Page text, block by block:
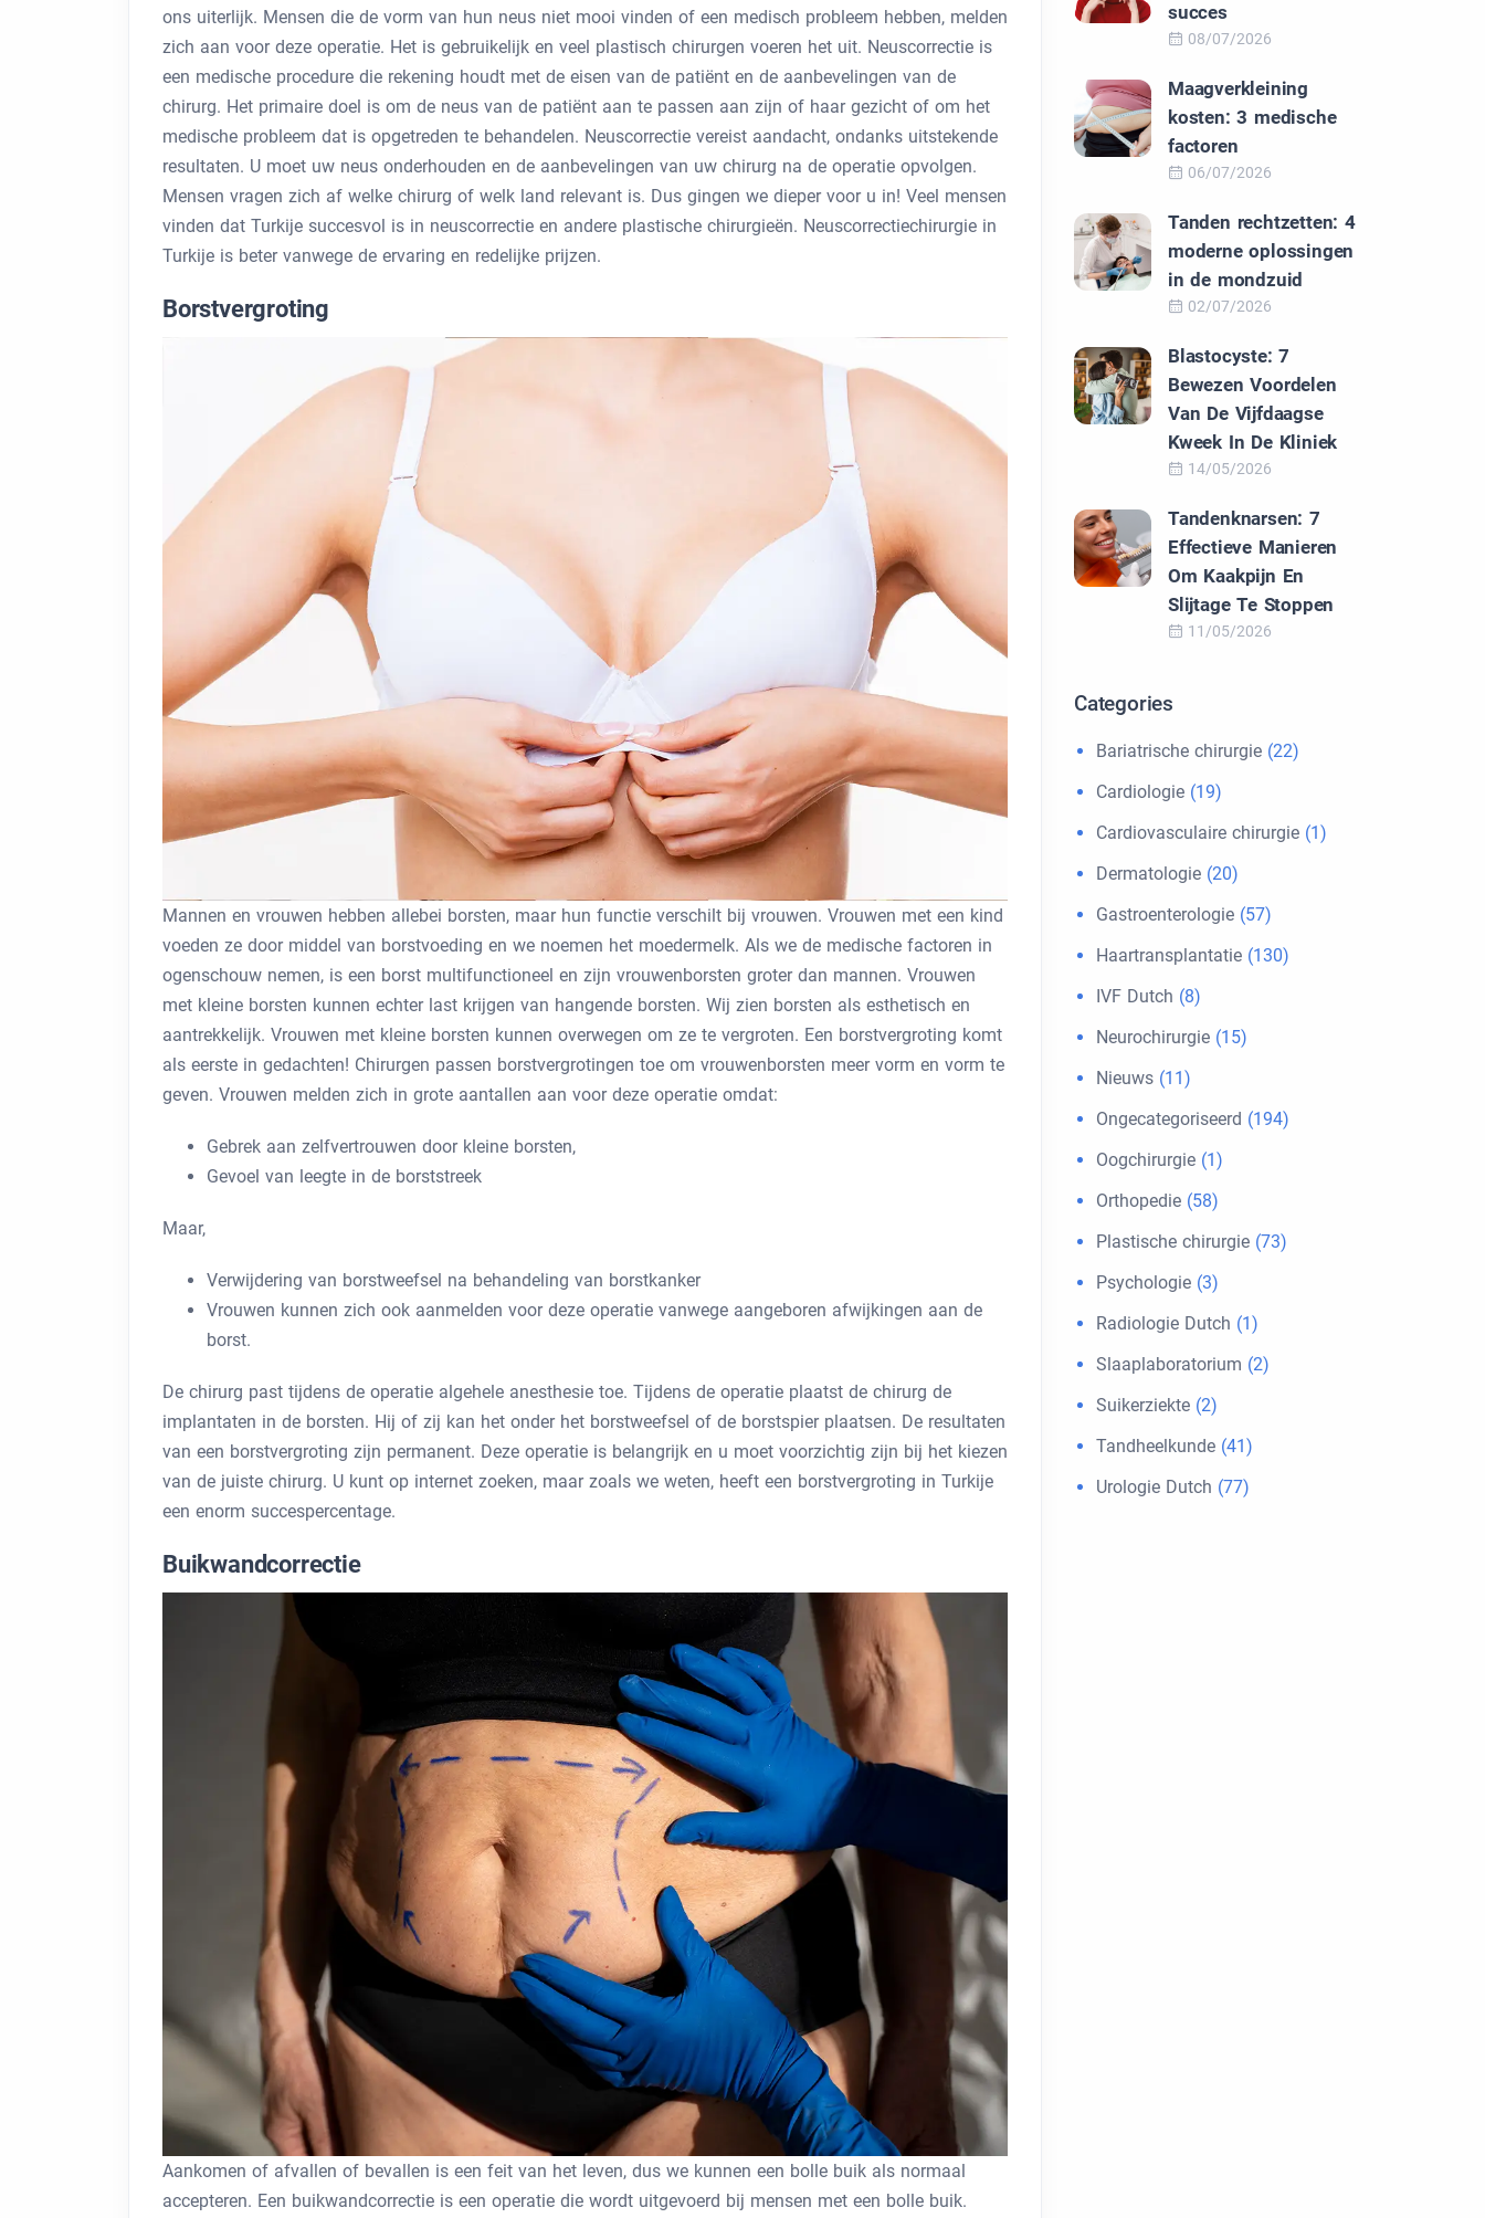
ons uiterlijk. Mensen die de vorm van hun neus niet mooi vinden of een medisch probleem hebben, melden
zich aan voor deze operatie. Het is gebruikelijk en veel plastisch chirurgen voeren het uit. Neuscorrectie is
een medische procedure die rekening houdt met de eisen van de patiënt en de aanbevelingen van de
chirurg. Het primaire doel is om de neus van de patiënt aan te passen aan zijn of haar gezicht of om het
medische probleem dat is opgetreden te behandelen. Neuscorrectie vereist aandacht, ondanks uitstekende
resultaten. U moet uw neus onderhouden en de aanbevelingen van uw chirurg na de operatie opvolgen.
Mensen vragen zich af welke chirurg of welk land relevant is. Dus gingen we dieper voor u in! Veel mensen
vinden dat Turkije succesvol is in neuscorrectie en andere plastische chirurgieën. Neuscorrectiechirurgie in
Turkije is beter vanwege de ervaring en redelijke prijzen.
Borstvergroting
Mannen en vrouwen hebben allebei borsten, maar hun functie verschilt bij vrouwen. Vrouwen met een kind
voeden ze door middel van borstvoeding en we noemen het moedermelk. Als we de medische factoren in
ogenschouw nemen, is een borst multifunctioneel en zijn vrouwenborsten groter dan mannen. Vrouwen
met kleine borsten kunnen echter last krijgen van hangende borsten. Wij zien borsten als esthetisch en
aantrekkelijk. Vrouwen met kleine borsten kunnen overwegen om ze te vergroten. Een borstvergroting komt
als eerste in gedachten! Chirurgen passen borstvergrotingen toe om vrouwenborsten meer vorm en vorm te
geven. Vrouwen melden zich in grote aantallen aan voor deze operatie omdat:
Gebrek aan zelfvertrouwen door kleine borsten,
Gevoel van leegte in de borststreek
Maar,
Verwijdering van borstweefsel na behandeling van borstkanker
Vrouwen kunnen zich ook aanmelden voor deze operatie vanwege aangeboren afwijkingen aan de
borst.
De chirurg past tijdens de operatie algehele anesthesie toe. Tijdens de operatie plaatst de chirurg de
implantaten in de borsten. Hij of zij kan het onder het borstweefsel of de borstspier plaatsen. De resultaten
van een borstvergroting zijn permanent. Deze operatie is belangrijk en u moet voorzichtig zijn bij het kiezen
van de juiste chirurg. U kunt op internet zoeken, maar zoals we weten, heeft een borstvergroting in Turkije
een enorm succespercentage.
Buikwandcorrectie
Aankomen of afvallen of bevallen is een feit van het leven, dus we kunnen een bolle buik als normaal
accepteren. Een buikwandcorrectie is een operatie die wordt uitgevoerd bij mensen met een bolle buik.
succes
08/07/2026
Maagverkleining
kosten: 3 medische
factoren
06/07/2026
Tanden rechtzetten: 4
moderne oplossingen
in de mondzuid
02/07/2026
Blastocyste: 7
Bewezen Voordelen
Van De Vijfdaagse
Kweek In De Kliniek
14/05/2026
Tandenknarsen: 7
Effectieve Manieren
Om Kaakpijn En
Slijtage Te Stoppen
11/05/2026
Categories
Bariatrische chirurgie (22)
Cardiologie (19)
Cardiovasculaire chirurgie (1)
Dermatologie (20)
Gastroenterologie (57)
Haartransplantatie (130)
IVF Dutch (8)
Neurochirurgie (15)
Nieuws (11)
Ongecategoriseerd (194)
Oogchirurgie (1)
Orthopedie (58)
Plastische chirurgie (73)
Psychologie (3)
Radiologie Dutch (1)
Slaaplaboratorium (2)
Suikerziekte (2)
Tandheelkunde (41)
Urologie Dutch (77)